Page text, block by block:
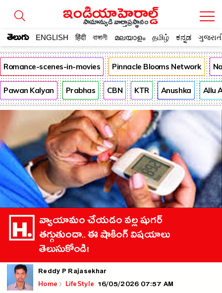
సామాన్యుడి వార్తాప్రస్థానం
తెలుగు ENGLISH हिंदी বাঙ্গালী മലയാളം தமிழ் ಕನ್ನಡ
Romance-scenes-in-movies Pinnacle Blooms Network
Pawan Kalyan Prabhas CBN KTR Anushka Allu
వ్యాయామం చేయడం వల్ల షుగర్
తగ్గుతుందా.. ఈ షాకింగ్ విషయాలు
తెలుసుకోండి!
Reddy P Rajasekhar
Home LifeStyle 16/05/2026 07:57 AM